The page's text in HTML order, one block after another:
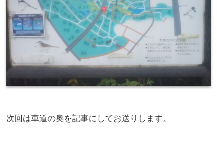
次回は車道の奥を記事にしてお送りします。